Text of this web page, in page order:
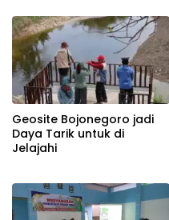
Geosite Bojonegoro jadi
Daya Tarik untuk di
Jelajahi